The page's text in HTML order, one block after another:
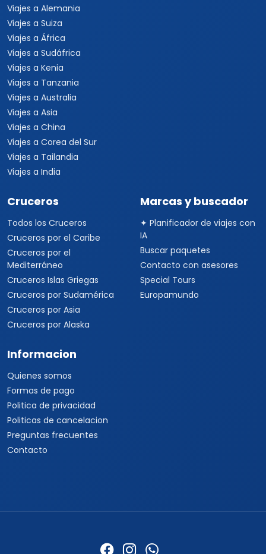
Viajes a Alemania
Viajes a Suiza
Viajes a África
Viajes a Sudáfrica
Viajes a Kenia
Viajes a Tanzania
Viajes a Australia
Viajes a Asia
Viajes a China
Viajes a Corea del Sur
Viajes a Tailandia
Viajes a India
Cruceros
Todos los Cruceros
Cruceros por el Caribe
Cruceros por el
Mediterráneo
Cruceros Islas Griegas
Cruceros por Sudamérica
Cruceros por Asia
Cruceros por Alaska
Marcas y buscador
✦ Planificador de viajes con
IA
Buscar paquetes
Contacto con asesores
Special Tours
Europamundo
Informacion
Quienes somos
Formas de pago
Politica de privacidad
Politicas de cancelacion
Preguntas frecuentes
Contacto